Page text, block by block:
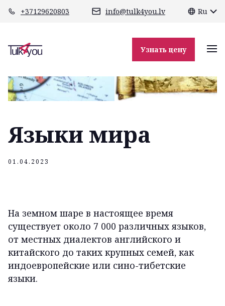
+37129620803 info@tulk4you.lv Ru
Узнать цену
class="header-margin " role="main"
Языки мира
01.04.2023
На земном шаре в настоящее время
существует около 7 000 различных языков,
от местных диалектов английского и
китайского до таких крупных семей, как
индоевропейские или сино-тибетские
языки.